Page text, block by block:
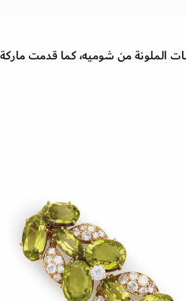
الملونة من شوميه، كما قدمت ماركة